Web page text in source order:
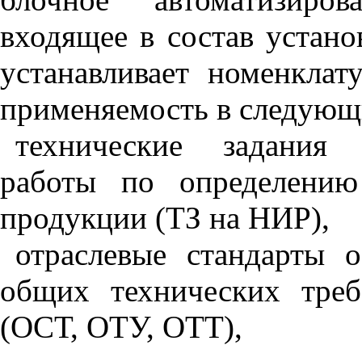
входящее в состав
устанавливает
применяемость в
технические задания
работы по
продукции (ТЗ на НИР),
отраслевые
общих технических
(ОСТ, ОТУ, ОТТ),